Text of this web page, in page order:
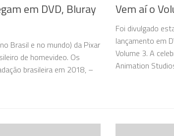
em DVD, Bluray
Brasil e no mundo) da Pixar
de homevideo. Os
brasileira em 2018, –
Vem aí o
Foi divulgado
lançamento em
Volume 3. A
Animation